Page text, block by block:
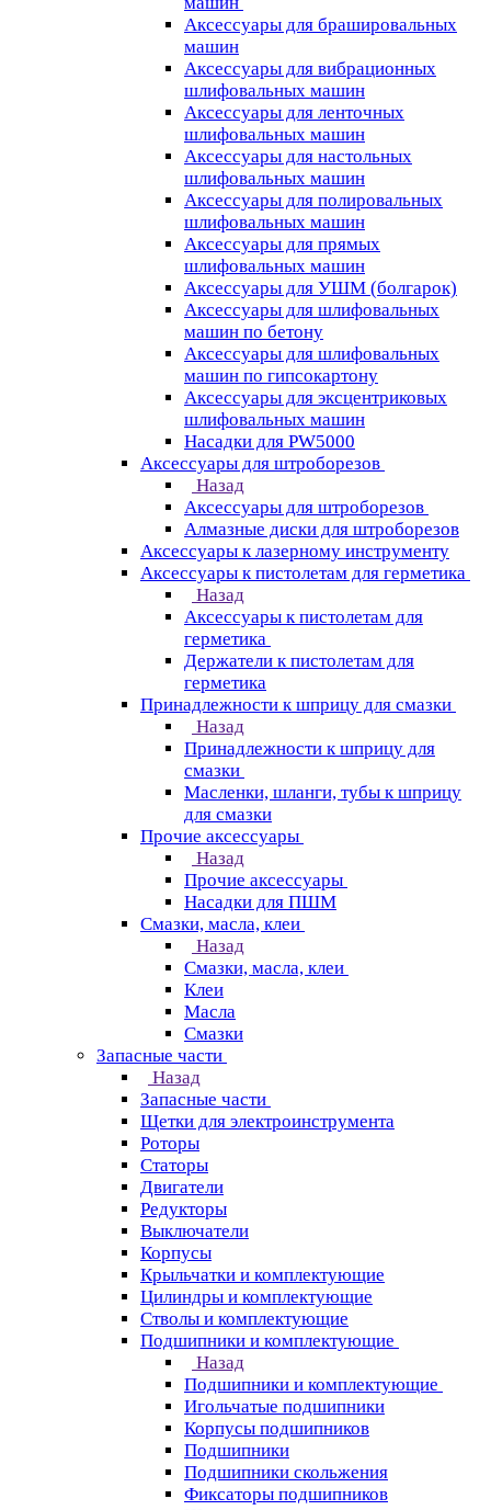
Аксессуары для брашировальных
машин
Аксессуары для вибрационных
шлифовальных машин
Аксессуары для ленточных
шлифовальных машин
Аксессуары для настольных
шлифовальных машин
Аксессуары для полировальных
шлифовальных машин
Аксессуары для прямых
шлифовальных машин
Аксессуары для УШМ (болгарок)
Аксессуары для шлифовальных
машин по бетону
Аксессуары для шлифовальных
машин по гипсокартону
Аксессуары для эксцентриковых
шлифовальных машин
Насадки для PW5000
Аксессуары для штроборезов
Назад
Аксессуары для штроборезов
Алмазные диски для штроборезов
Аксессуары к лазерному инструменту
Аксессуары к пистолетам для герметика
Назад
Аксессуары к пистолетам для
герметика
Держатели к пистолетам для
герметика
Принадлежности к шприцу для смазки
Назад
Принадлежности к шприцу для
смазки
Масленки, шланги, тубы к шприцу
для смазки
Прочие аксессуары
Назад
Прочие аксессуары
Насадки для ПШМ
Смазки, масла, клеи
Назад
Смазки, масла, клеи
Клеи
Масла
Смазки
Запасные части
Назад
Запасные части
Щетки для электроинструмента
Роторы
Статоры
Двигатели
Редукторы
Выключатели
Корпусы
Крыльчатки и комплектующие
Цилиндры и комплектующие
Стволы и комплектующие
Подшипники и комплектующие
Назад
Подшипники и комплектующие
Игольчатые подшипники
Корпусы подшипников
Подшипники
Подшипники скольжения
Фиксаторы подшипников